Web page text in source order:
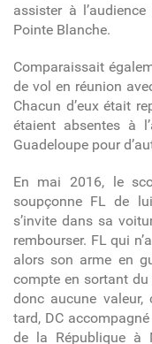
assister à
Pointe Blanche.
Comparaissait
de vol en réunion
Chacun d’eux était
étaient absentes à
Guadeloupe pour
En mai 2016, le
soupçonne FL de
s’invite dans sa
rembourser. FL qui
alors son arme en
compte en sortant du
donc aucune valeur,
tard, DC
de la République à